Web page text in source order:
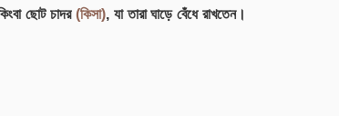
ছোট চাদর (কিসা), যা তারা ঘাড়ে বেঁধে রাখতেন।